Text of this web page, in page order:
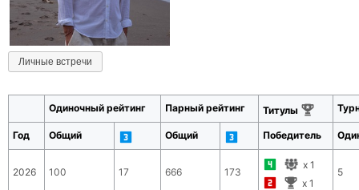
Личные встречи
Одиночный рейтинг Парный рейтинг Титулы
Год Общий Общий Победитель
2026 100 17 666 173
x 1
x 1
5